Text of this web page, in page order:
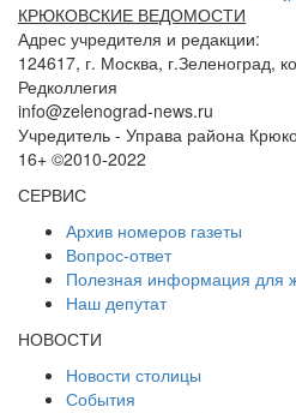
КРЮКОВСКИЕ ВЕДОМОСТИ
Адрес учредителя и редакции:
124617, г. Москва, г.Зеленоград,
Редколлегия
info@zelenograd-news.ru
Учредитель - Управа района
16+ ©2010-2022
СЕРВИС
Архив номеров газеты
Вопрос-ответ
Полезная информация для
Наш депутат
НОВОСТИ
Новости столицы
События